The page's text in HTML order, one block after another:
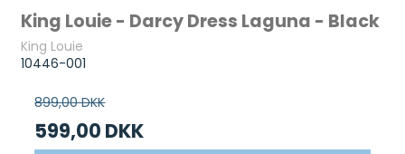
King Louie - Darcy Dress Laguna - Black
King Louie
10446-001
899,00 DKK
599,00 DKK